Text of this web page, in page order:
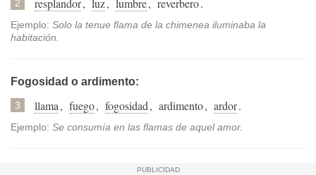
2 resplandor, luz, lumbre, reverbero.
Ejemplo: Solo la tenue flama de la chimenea iluminaba la
habitación.
Fogosidad o ardimento:
3 llama, fuego, fogosidad, ardimento, ardor.
Ejemplo: Se consumía en las flamas de aquel amor.